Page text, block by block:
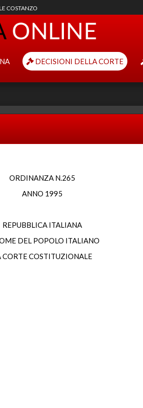
COSTANZO
DECISIONI DELLA CORTE
ORDINANZA N.265
ANNO 1995
REPUBBLICA ITALIANA
DEL POPOLO ITALIANO
CORTE COSTITUZIONALE